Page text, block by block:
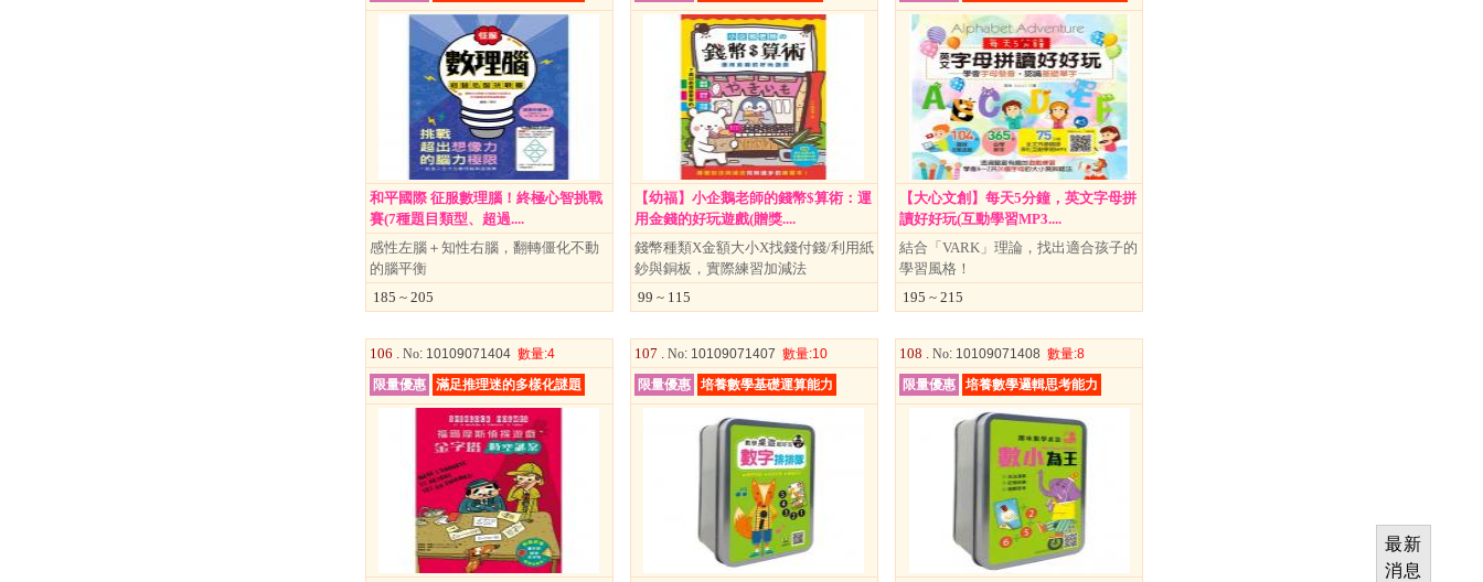
最新
消息
和平國際 征服數理腦！終極心智挑戰
賽(7種題目類型、超過....
感性左腦＋知性右腦，翻轉僵化不動
的腦平衡
185 ~ 205
【幼福】小企鵝老師的錢幣$算術：運
用金錢的好玩遊戲(贈獎....
錢幣種類X金額大小X找錢付錢/利用紙
鈔與銅板，實際練習加減法
99 ~ 115
【大心文創】每天5分鐘，英文字母拼
讀好好玩(互動學習MP3....
結合「VARK」理論，找出適合孩子的
學習風格！
195 ~ 215
106 .No: 10109071404 數量:4
限量優惠
滿足推理迷的多樣化謎題
107 .No: 10109071407 數量:10
限量優惠
培養數學基礎運算能力
108 . No: 10109071408 數量:8
限量優惠
培養數學邏輯思考能力